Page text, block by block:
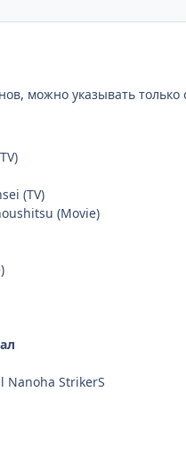
можно указывать
(TV)
(Movie)
Nanoha StrikerS